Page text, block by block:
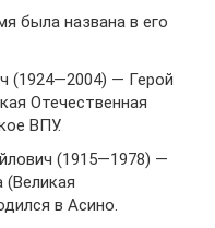
была названа в его
(1924—2004) — Герой
Отечественная
ВПУ.
(1915—1978) —
(Великая
в Асино.